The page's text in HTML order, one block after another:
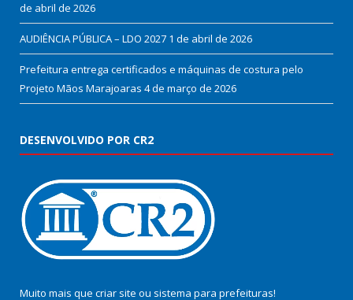
de abril de 2026
AUDIÊNCIA PÚBLICA – LDO 2027 1 de abril de 2026
Prefeitura entrega certificados e máquinas de costura pelo
Projeto Mãos Marajoaras 4 de março de 2026
DESENVOLVIDO POR CR2
Muito mais que criar site ou sistema para prefeituras!